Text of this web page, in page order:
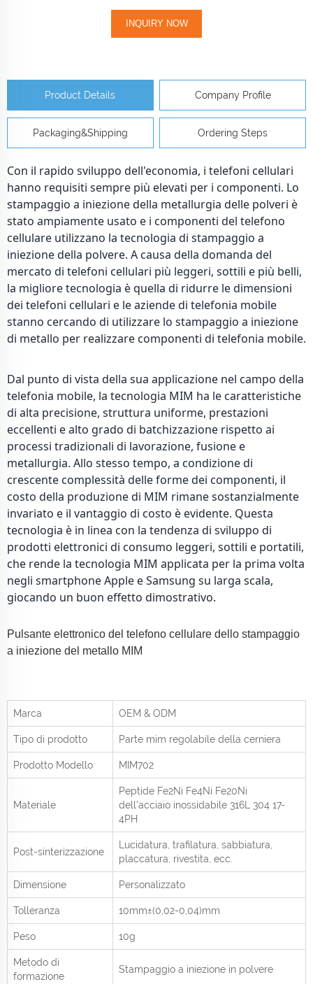
INQUIRY NOW
Product Details Company Profile
Packaging&Shipping Ordering Steps
Con il rapido sviluppo dell'economia, i telefoni cellulari
hanno requisiti sempre più elevati per i componenti. Lo
stampaggio a iniezione della metallurgia delle polveri è
stato ampiamente usato e i componenti del telefono
cellulare utilizzano la tecnologia di stampaggio a
iniezione della polvere. A causa della domanda del
mercato di telefoni cellulari più leggeri, sottili e più belli,
la migliore tecnologia è quella di ridurre le dimensioni
dei telefoni cellulari e le aziende di telefonia mobile
stanno cercando di utilizzare lo stampaggio a iniezione
di metallo per realizzare componenti di telefonia mobile.
Dal punto di vista della sua applicazione nel campo della
telefonia mobile, la tecnologia MIM ha le caratteristiche
di alta precisione, struttura uniforme, prestazioni
eccellenti e alto grado di batchizzazione rispetto ai
processi tradizionali di lavorazione, fusione e
metallurgia. Allo stesso tempo, a condizione di
crescente complessità delle forme dei componenti, il
costo della produzione di MIM rimane sostanzialmente
invariato e il vantaggio di costo è evidente. Questa
tecnologia è in linea con la tendenza di sviluppo di
prodotti elettronici di consumo leggeri, sottili e portatili,
che rende la tecnologia MIM applicata per la prima volta
negli smartphone Apple e Samsung su larga scala,
giocando un buon effetto dimostrativo.
Pulsante elettronico del telefono cellulare dello stampaggio
a iniezione del metallo MIM
Marca OEM & ODM
Tipo di prodotto Parte mim regolabile della cerniera
Prodotto Modello MIM702
Materiale
Peptide Fe2Ni Fe4Ni Fe20Ni
dell'acciaio inossidabile 316L 304 17-
4PH
Post-sinterizzazione
Lucidatura, trafilatura, sabbiatura,
placcatura, rivestita, ecc.
Dimensione Personalizzato
Tolleranza 10mm±(0,02-0,04)mm
Peso 10g
Metodo di
formazione
Stampaggio a iniezione in polvere